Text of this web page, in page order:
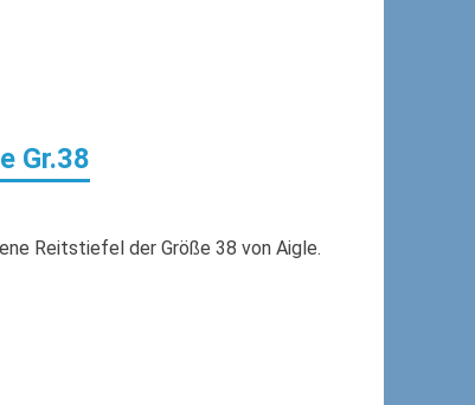
Gr.38
Reitstiefel der Größe 38 von Aigle.